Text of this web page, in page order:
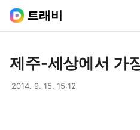
트래비
제주-세상에서 가
2014. 9. 15. 15:12